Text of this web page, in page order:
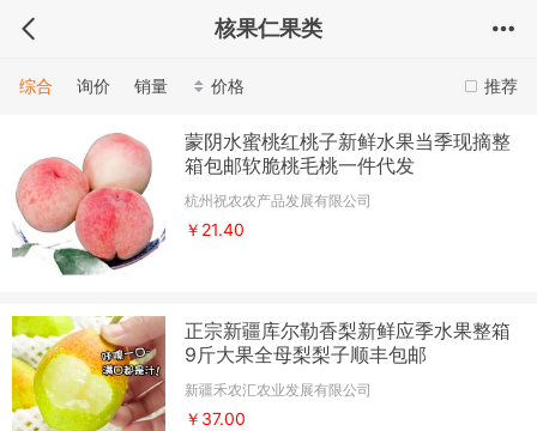
核果仁果类
推荐
综合 询价 销量 价格
蒙阴水蜜桃红桃子新鲜水果当季现摘整
箱包邮软脆桃毛桃一件代发
杭州祝农农产品发展有限公司
￥21.40
正宗新疆库尔勒香梨新鲜应季水果整箱
9斤大果全母梨梨子顺丰包邮
新疆禾农汇农业发展有限公司
￥37.00